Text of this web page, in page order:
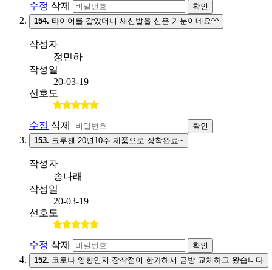
수정 삭제
확인
154. 타이어를 갈았더니 새신발을 신은 기분이네요^^
작성자
정민하
작성일
20-03-19
선호도
수정 삭제
확인
153. 크루젠 20년10주 제품으로 장착완료~
작성자
송나래
작성일
20-03-19
선호도
수정 삭제
확인
152. 코로나 영향인지 장착점이 한가해서 금방 교체하고 왔습니다